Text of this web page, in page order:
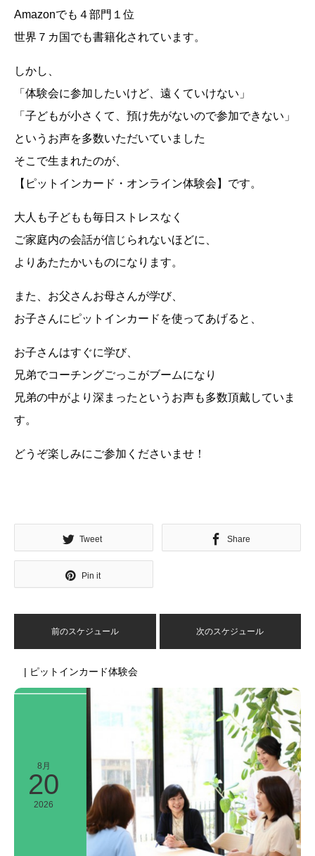
Amazonでも４部門１位
世界７カ国でも書籍化されています。
しかし、
「体験会に参加したいけど、遠くていけない」
「子どもが小さくて、預け先がないので参加できない」
というお声を多数いただいていました
そこで生まれたのが、
【ピットインカード・オンライン体験会】です。
大人も子どもも毎日ストレスなく
ご家庭内の会話が信じられないほどに、
よりあたたかいものになります。
また、お父さんお母さんが学び、
お子さんにピットインカードを使ってあげると、
お子さんはすぐに学び、
兄弟でコーチングごっこがブームになり
兄弟の中がより深まったというお声も多数頂戴していま
す。
どうぞ楽しみにご参加くださいませ！
Tweet Share
Pin it
前のスケジュール 次のスケジュール
| ピットインカード体験会
8月
20
2026